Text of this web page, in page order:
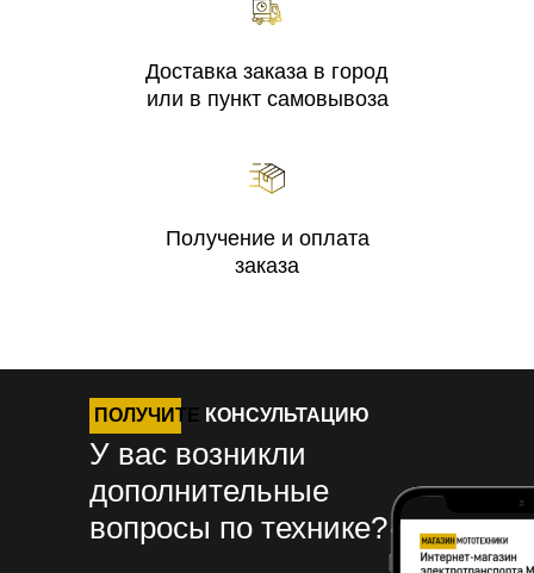
Доставка заказа в город
или в пункт самовывоза
Получение и оплата
заказа
У вас возникли
дополнительные
вопросы по технике?
ПОЛУЧИТЕ КОНСУЛЬТАЦИЮ